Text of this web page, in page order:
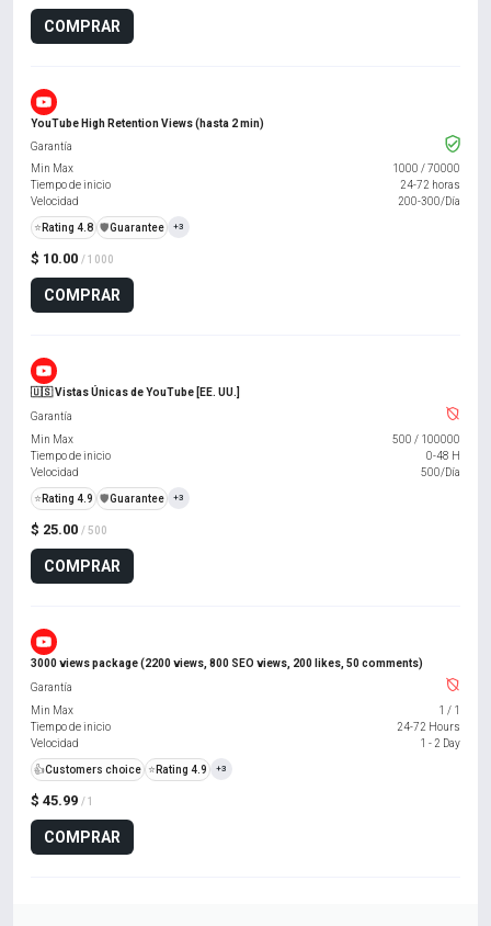
COMPRAR
YouTube High Retention Views (hasta 2 min)
$ 10.00 / 1000
COMPRAR
Garantía
Min Max
1000 /70000
Tiempo de inicio
24-72 horas
Velocidad
200-300/Día
⭐ Rating 4.8 ️🛡️Guarantee +3
🇺🇸 Vistas Únicas de YouTube [EE. UU.]
$ 25.00 / 500
COMPRAR
Garantía
Min Max
500 / 100000
Tiempo de inicio
0-48 H
Velocidad
500/Día
⭐ Rating 4.9 ️🛡️Guarantee +3
3000 views package (2200 views, 800 SEO views, 200 likes, 50 comments)
$ 45.99 / 1
COMPRAR
Garantía
Min Max
1 / 1
Tiempo de inicio
24-72 Hours
Velocidad
1 - 2 Day
👍Customers choice ⭐ Rating 4.9 +3